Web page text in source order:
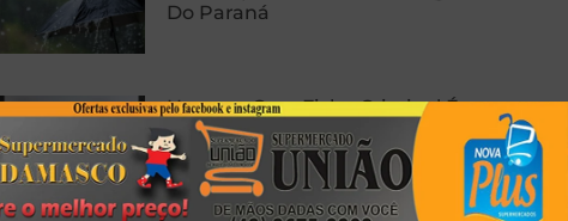
Do Paraná
Homem Com Ficha Criminal É
Preso Com Revólver Carregado
Em Presidente Prudente